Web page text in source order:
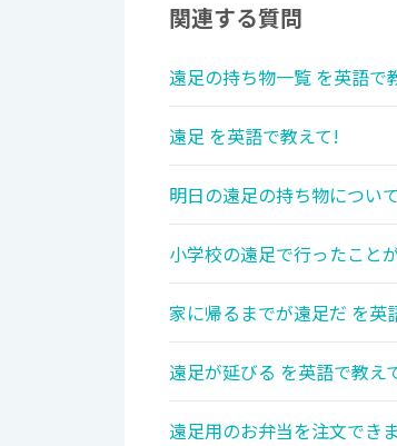
関連する質問
遠足の持ち物一覧 を英語で
遠足 を英語で教えて!
明日の遠足の持ち物につい
小学校の遠足で行ったこと
家に帰るまでが遠足だ を英
遠足が延びる を英語で教え
遠足用のお弁当を注文でき